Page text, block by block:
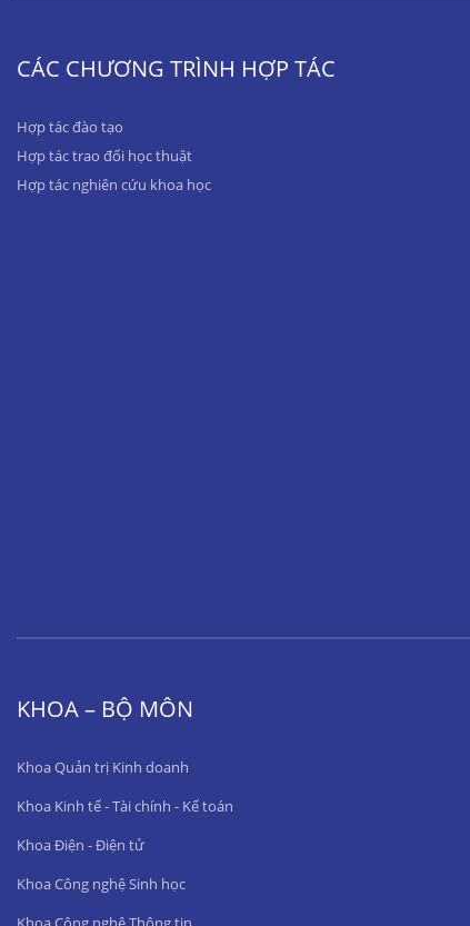
CÁC CHƯƠNG TRÌNH HỢP TÁC
Hợp tác đào tạo
Hợp tác trao đổi học thuật
Hợp tác nghiên cứu khoa học
KHOA – BỘ MÔN
Khoa Quản trị Kinh doanh
Khoa Kinh tế - Tài chính - Kế toán
Khoa Điện - Điện tử
Khoa Công nghệ Sinh học